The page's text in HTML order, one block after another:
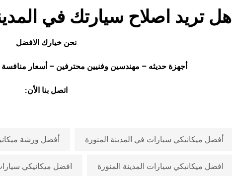
هل تريد اصلاح سيارتك في
نحن خيارك الافضل
أجهزة حديثه – مهندسين وفنيين محترفين – أسعار
اتصل بنا الأن:
أفضل ميكانيكي سيارات في المدينة المنورة أفضل ورشة
افضل ميكانيكي سيارات المدينة المنورة افضل ميكانيكي